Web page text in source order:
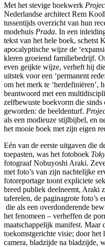
Met het stevige boekwerk
Nederlandse architect Rem
tussentijds overzicht van hun
modehuis Prada. In een
tekst van het hele boek, schetst
apocalyptische wijze de
kleren groeiend familiebedrijf.
even geijkte wijze, verheft hij
uitstek voor een ‘permanent
om het merk te ‘herdefiniëren’,
beantwoord met een
zelfbewuste boekvorm die
geworden: de beeldenturf.
als een modieuze stijlbijbel, en
het mooie boek met zijn eigen
Eén van de eerste uitgaven die
toepasten, was het fotoboek
fotograaf Nobuyoshi Araki.
met foto’s van zijn nachtelijke
fotoreportage toont expliciete
breed publiek deelneemt, Araki
taferelen, de paginagrote foto’s
die als een overdonderende
het fenomeen – verheffen de
maatschappelijk manifest. Maar
toekomstgerichte visie; door het
camera, bladzijde na bladzijde,